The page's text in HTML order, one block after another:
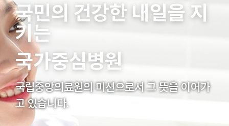
내일을 지
으로서 그 뜻을 이어가
국민의 건
키는
국립중앙의료원의